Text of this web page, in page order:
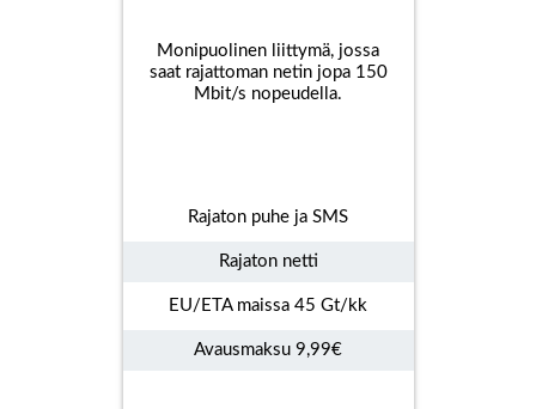
Monipuolinen liittymä, jossa
saat rajattoman netin jopa 150
Mbit/s nopeudella.
Rajaton puhe ja SMS
Rajaton netti
EU/ETA maissa 45 Gt/kk
Avausmaksu 9,99€